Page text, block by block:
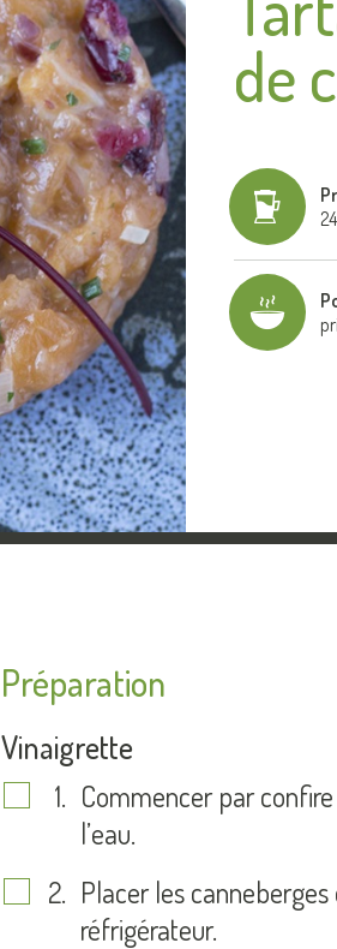
de
Préparation
Vinaigrette
Commencer par
l’eau.
Placer les
réfrigérateur.